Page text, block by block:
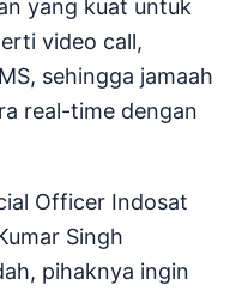
yang kuat untuk
video call,
sehingga jamaah
real-time dengan
Officer Indosat
Singh
pihaknya ingin